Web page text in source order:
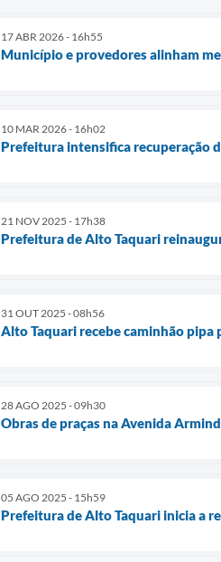
17 ABR 2026 - 16h55
Município e provedores alinham
10 MAR 2026 - 16h02
Prefeitura intensifica recuperação
21 NOV 2025 - 17h38
Prefeitura de Alto Taquari
31 OUT 2025 - 08h56
Alto Taquari recebe caminhão
28 AGO 2025 - 09h30
Obras de praças na Avenida
05 AGO 2025 - 15h59
Prefeitura de Alto Taquari inicia a